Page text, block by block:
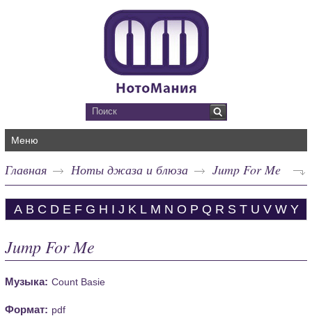
Меню
Главная Ноты джаза и блюза Jump For Me
A B C D E F G H I J K L M N O P Q R S T U V W Y
Jump For Me
Музыка: Count Basie
Формат: pdf